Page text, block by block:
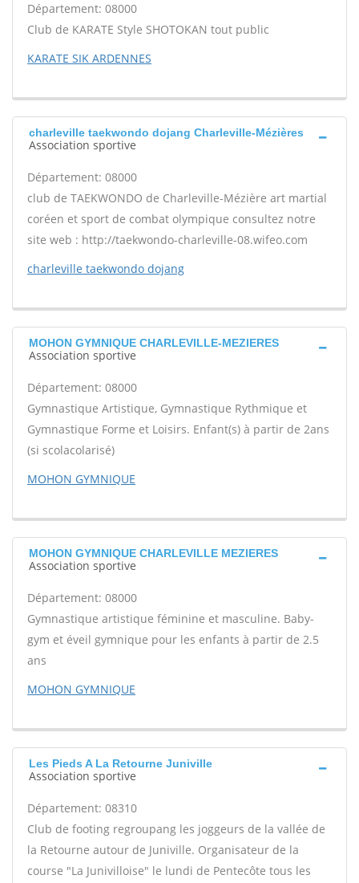
Département: 08000
Club de KARATE Style SHOTOKAN tout public
KARATE SIK ARDENNES
charleville taekwondo dojang Charleville-Mézières
Association sportive
Département: 08000
club de TAEKWONDO de Charleville-Mézière art martial
coréen et sport de combat olympique consultez notre
site web : http://taekwondo-charleville-08.wifeo.com
charleville taekwondo dojang
MOHON GYMNIQUE CHARLEVILLE-MEZIERES
Association sportive
Département: 08000
Gymnastique Artistique, Gymnastique Rythmique et
Gymnastique Forme et Loisirs. Enfant(s) à partir de 2ans
(si scolacolarisé)
MOHON GYMNIQUE
MOHON GYMNIQUE CHARLEVILLE MEZIERES
Association sportive
Département: 08000
Gymnastique artistique féminine et masculine. Baby-
gym et éveil gymnique pour les enfants à partir de 2.5
ans
MOHON GYMNIQUE
Les Pieds A La Retourne Juniville
Association sportive
Département: 08310
Club de footing regroupang les joggeurs de la vallée de
la Retourne autour de Juniville. Organisateur de la
course "La Junivilloise" le lundi de Pentecôte tous les